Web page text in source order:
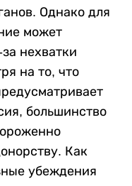
Однако для
может
нехватки
на то, что
большинство
Как
убеждения